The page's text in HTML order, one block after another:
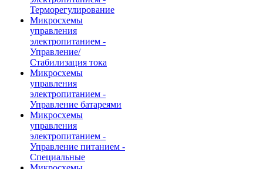
Терморегулирование
Микросхемы
управления
электропитанием -
Управление/
Стабилизация тока
Микросхемы
управления
электропитанием -
Управление батареями
Микросхемы
управления
электропитанием -
Управление питанием -
Специальные